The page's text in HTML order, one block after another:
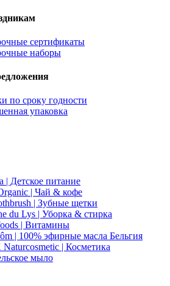
сертификаты
наборы
по сроку годности
упаковка
| Детское питание
| Чай & кофе
| Зубные щетки
du Lys | Уборка & стирка
| Витамины
| 100% эфирные масла Бельгия
| Косметика
мыло